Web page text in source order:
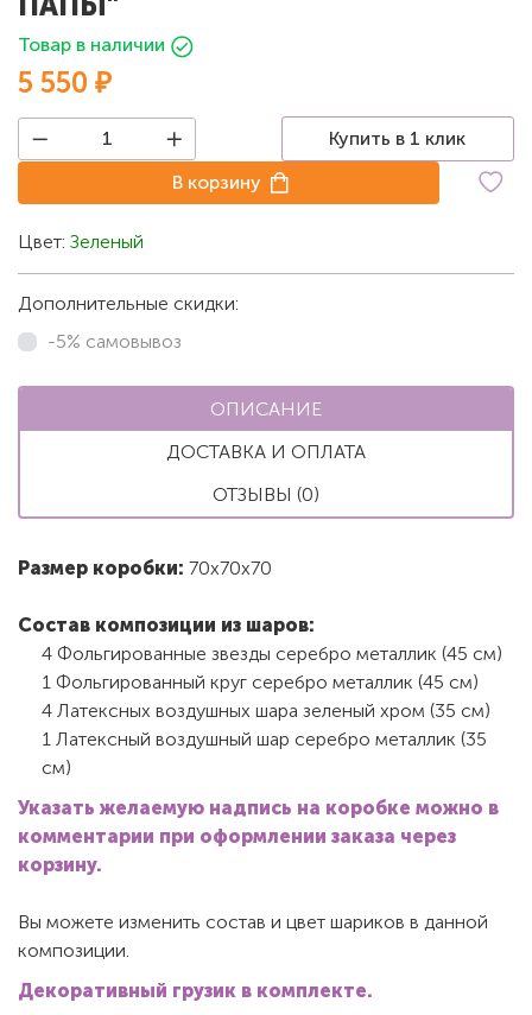
Товар в наличии
5 550 ₽
Купить в 1 клик
В корзину
Цвет: Зеленый
Дополнительные скидки:
-5% самовывоз
ОПИСАНИЕ
ДОСТАВКА И ОПЛАТА
ОТЗЫВЫ (0)
Размер коробки: 70х70х70
Состав композиции из шаров:
4 Фольгированные звезды серебро металлик (45 см)
1 Фольгированный круг серебро металлик (45 см)
4 Латексных воздушных шара зеленый хром (35 см)
1 Латексный воздушный шар серебро металлик (35
см)
Указать желаемую надпись на коробке можно в
комментарии при оформлении заказа через
корзину.
Вы можете изменить состав и цвет шариков в данной
композиции.
Декоративный грузик в комплекте.